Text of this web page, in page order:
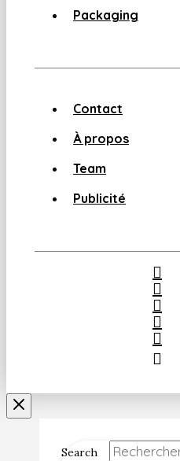
Packaging
Contact
À propos
Team
Publicité
Search